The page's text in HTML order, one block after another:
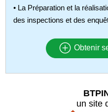
• La Préparation et la
des inspections et des
Obtenir
un site